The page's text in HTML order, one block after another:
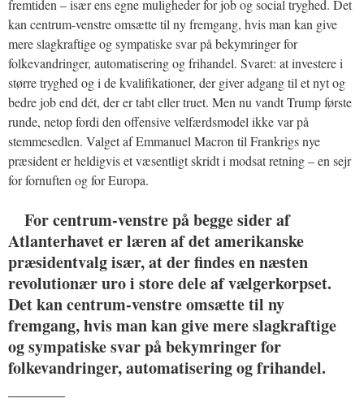
fremtiden – især ens egne muligheder for job og social tryghed. Det
kan centrum-venstre omsætte til ny fremgang, hvis man kan give
mere slagkraftige og sympatiske svar på bekymringer for
folkevandringer, automatisering og frihandel. Svaret: at investere i
større tryghed og i de kvalifikationer, der giver adgang til et nyt og
bedre job end dét, der er tabt eller truet. Men nu vandt Trump første
runde, netop fordi den offensive velfærdsmodel ikke var på
stemmesedlen. Valget af Emmanuel Macron til Frankrigs nye
præsident er heldigvis et væsentligt skridt i modsat retning – en sejr
for fornuften og for Europa.
For centrum-venstre på begge sider af
Atlanterhavet er læren af det amerikanske
præsidentvalg især, at der findes en næsten
revolutionær uro i store dele af vælgerkorpset.
Det kan centrum-venstre omsætte til ny
fremgang, hvis man kan give mere slagkraftige
og sympatiske svar på bekymringer for
folkevandringer, automatisering og frihandel.